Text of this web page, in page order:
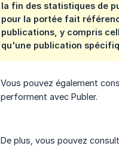
la fin des statistiques de
pour la portée fait
publications, y compris
qu'une publication
Vous pouvez également
performent avec Publer.
De plus, vous pouvez